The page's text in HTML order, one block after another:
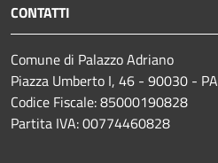
CONTATTI
Comune di Palazzo Adriano
Piazza Umberto I, 46 - 90030 - PA
Codice Fiscale: 85000190828
Partita IVA: 00774460828